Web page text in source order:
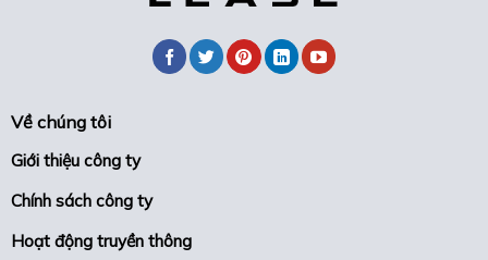
Về chúng tôi
Giới thiệu công ty
Chính sách công ty
Hoạt động truyền thông